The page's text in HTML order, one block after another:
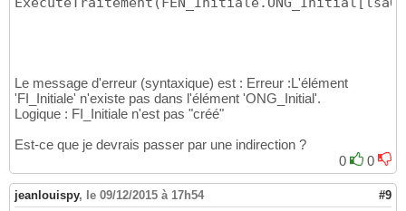
Le message d'erreur (syntaxique) est : Erreur :L'élément
'FI_Initiale' n'existe pas dans l'élément 'ONG_Initial'.
Logique : FI_Initiale n'est pas "créé"
Est-ce que je devrais passer par une indirection ?
0
0
jeanlouispy, le 09/12/2015 à 17h54 #9